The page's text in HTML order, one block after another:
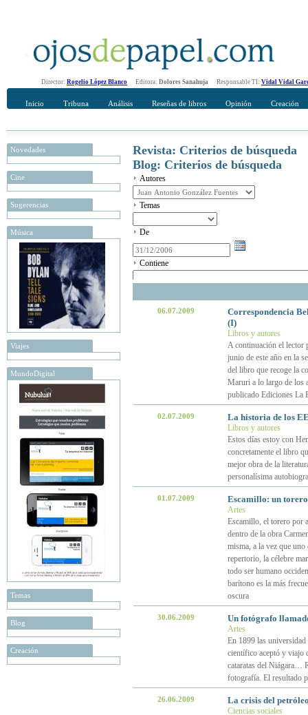
Director: Rogelio López Blanco Editora: Dolores Sanahuja Responsable TI: Vidal Vidal
Inicio Tribuna Análisis Reseñas de libros Opinión Creación
Novedades
Cine
Sugerencias
Música
Viajes
MundoDigital
Temas
Blog
Creación
Revista: Criterios de búsqueda
Blog: Criterios de búsqueda
Autores
Temas
De
Contiene
06.07.2009
Correspondencia
(I)
Libros y autores
A continuación el lector
junio de este año en la
del libro que recoge la
Maruri a lo largo de los
publicado Ediciones La
02.07.2009 La historia de los
Libros y autores
Estos días estoy con
concretamente el libro
mejor obra de la
personalísima
01.07.2009 Escamillo: un
Artes
Escamillo, el torero por
dentro de la obra
misma, a la vez que
repertorio, la célebre
todo ser humano
barítono es la más
oscura
30.06.2009 Un fotógrafo
Artes
En 1899 las
científico aceptó y viajo
cataratas del Niágara…
fotografía. El resultado
26.06.2009 La crisis del
Ciencias sociales